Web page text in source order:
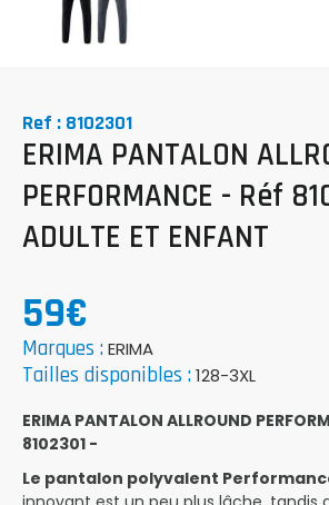
Ref : 8102301
ERIMA PANTALON
PERFORMANCE - Réf
ADULTE ET ENFANT
59€
Marques :ERIMA
Tailles disponibles :128-3XL
ERIMA PANTALON ALLROUND
8102301 -
Le pantalon polyvalent